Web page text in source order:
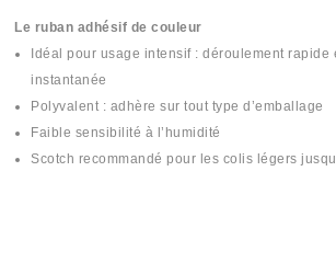
Le ruban adhésif de couleur
Idéal pour usage intensif : déroulement rapide
instantanée
Polyvalent : adhère sur tout type d’emballage
Faible sensibilité à l’humidité
Scotch recommandé pour les colis légers